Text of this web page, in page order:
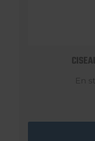
En